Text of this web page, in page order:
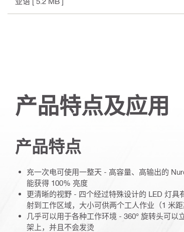
产品特点及应用
产品特点
充一次电可使用一整天 - 高容量、高输出的
能获得 100% 亮度
更清晰的视野 - 四个经过特殊设计的 LED 灯
射到工作区域，大小可供两个工人作业（1 米
几乎可以用于各种工作环境 - 360° 旋转头可
架上，并且不会发烫